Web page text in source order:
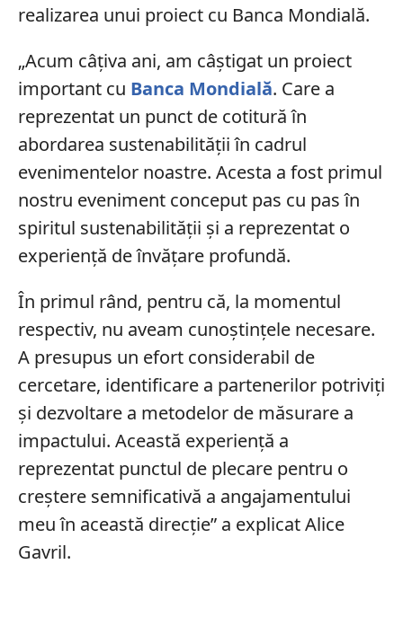
realizarea unui proiect cu Banca Mondială.
„Acum câțiva ani, am câștigat un proiect
important cu Banca Mondială. Care a
reprezentat un punct de cotitură în
abordarea sustenabilității în cadrul
evenimentelor noastre. Acesta a fost primul
nostru eveniment conceput pas cu pas în
spiritul sustenabilității și a reprezentat o
experiență de învățare profundă.
În primul rând, pentru că, la momentul
respectiv, nu aveam cunoștințele necesare.
A presupus un efort considerabil de
cercetare, identificare a partenerilor potriviți
și dezvoltare a metodelor de măsurare a
impactului. Această experiență a
reprezentat punctul de plecare pentru o
creștere semnificativă a angajamentului
meu în această direcție” a explicat Alice
Gavril.